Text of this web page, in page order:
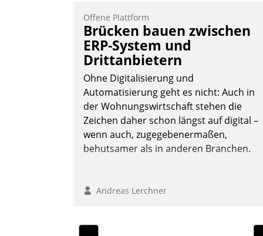
Offene Plattform
Brücken bauen zwischen
ERP-System und
Drittanbietern
Ohne Digitalisierung und
Automatisierung geht es nicht: Auch in
der Wohnungswirtschaft stehen die
Zeichen daher schon längst auf digital –
wenn auch, zugegebenermaßen,
behutsamer als in anderen Branchen.
Andreas Lerchner